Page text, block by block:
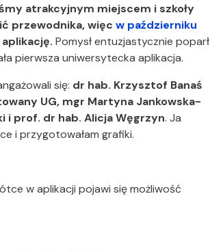
atrakcyjnym miejscem i szkoły
przewodnika, więc w październiku
Pomysł entuzjastycznie poparł
pierwsza uniwersytecka aplikacja.
się: dr hab. Krzysztof Banaś
UG, mgr Martyna Jankowska-
i prof. dr hab. Alicja Węgrzyn. Ja
i przygotowałam grafiki.
w aplikacji pojawi się możliwość